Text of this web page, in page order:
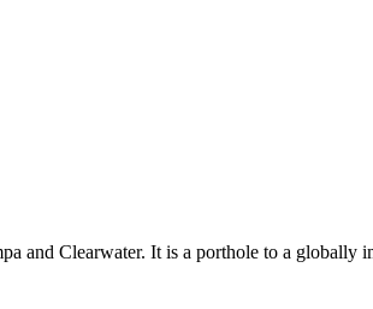
and Clearwater. It is a porthole to a globally